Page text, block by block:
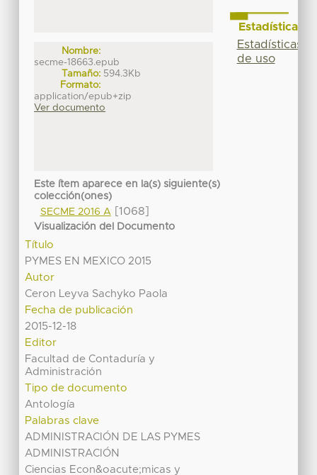
Nombre:
secme-18663.epub
Tamaño: 594.3Kb
Formato:
application/epub+zip
Ver documento
Este ítem aparece en la(s) siguiente(s)
colección(ones)
SECME 2016 A [1068]
Visualización del Documento
Título
PYMES EN MEXICO 2015
Autor
Ceron Leyva Sachyko Paola
Fecha de publicación
2015-12-18
Editor
Facultad de Contaduría y
Administración
Tipo de documento
Antología
Palabras clave
ADMINISTRACIÓN DE LAS PYMES
ADMINISTRACIÓN
Ciencias Econ&oacute;micas y
Estadísticas
Estadísticas
de uso